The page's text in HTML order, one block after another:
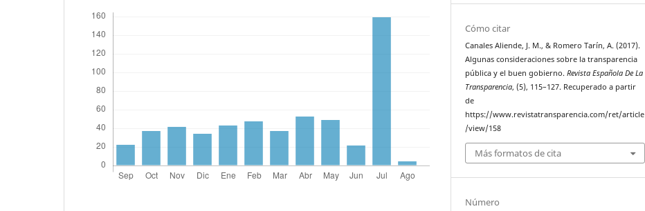
Cómo citar
Canales Aliende, J. M., & Romero Tarín, A. (2017).
Algunas consideraciones sobre la transparencia
pública y el buen gobierno.Revista Española De La
Transparencia, (5), 115–127. Recuperado a partir
de
https://www.revistatransparencia.com/ret/article
/view/158
Más formatos de cita
Número